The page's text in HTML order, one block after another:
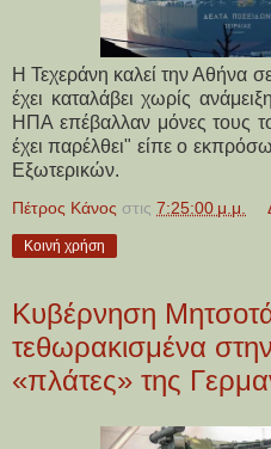
Η Τεχεράνη καλεί την Αθήνα
έχει καταλάβει χωρίς
ΗΠΑ επέβαλλαν μόνες τους
έχει παρέλθει" είπε ο
Εξωτερικών.
Πέτρος Κάνος στις 7:25:00 μ.μ.
Κοινή χρήση
Κυβέρνηση
τεθωρακισμένα
«πλάτες» της